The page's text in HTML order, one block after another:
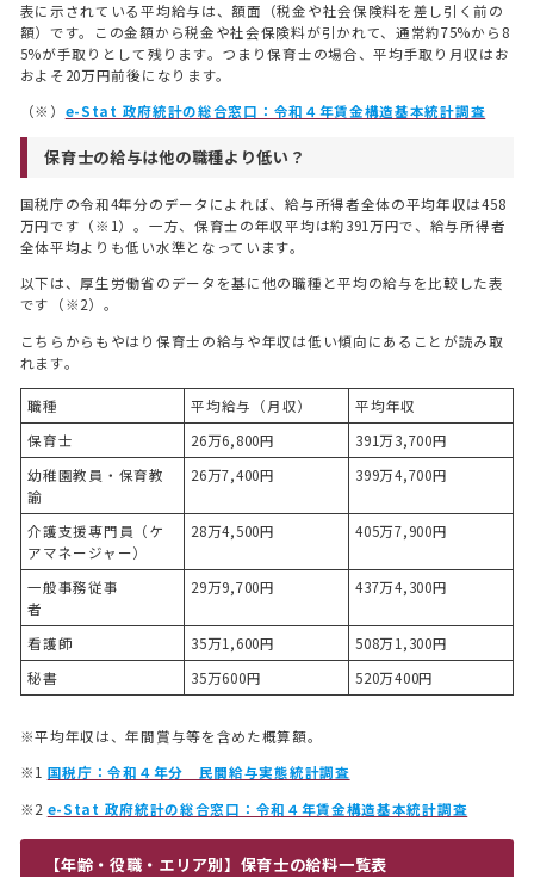
表に示されている平均給与は、額面（税金や社会保険料を差し引く前の
額）です。この金額から税金や社会保険料が引かれて、通常約75%から8
5%が手取りとして残ります。つまり保育士の場合、平均手取り月収はお
およそ20万円前後になります。
（※） e-Stat 政府統計の総合窓口：令和４年賃金構造基本統計調査
保育士の給与は他の職種より低い？
国税庁の令和4年分のデータによれば、給与所得者全体の平均年収は458
万円です（※1）。一方、保育士の年収平均は約391万円で、給与所得者
全体平均よりも低い水準となっています。
以下は、厚生労働省のデータを基に他の職種と平均の給与を比較した表
です（※2）。
こちらからもやはり保育士の給与や年収は低い傾向にあることが読み取
れます。
職種 平均給与（月収）
平均年収
保育士
26万6,800円
391万3,700円
幼稚園教員・保育教
諭
26万7,400円 399万4,700円
介護支援専門員（ケ
アマネージャー）
28万4,500円 405万7,900円
一般事務従事
者
29万9,700円 437万4,300円
看護師 35万1,600円
508万1,300円
秘書
35万600円 520万400円
※平均年収は、年間賞与等を含めた概算額。
※1 国税庁：令和４年分 民間給与実態統計調査
※2 e-Stat 政府統計の総合窓口：令和４年賃金構造基本統計調査
【年齢・役職・エリア別】保育士の給料一覧表